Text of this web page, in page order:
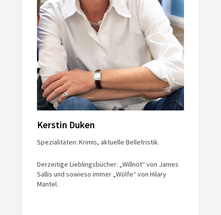
Kerstin Duken
Spezialitäten: Krimis, aktuelle Belletristik.
Derzeitige Lieblingsbücher: „Willnot“ von James
Sallis und sowieso immer „Wölfe“ von Hilary
Mantel.